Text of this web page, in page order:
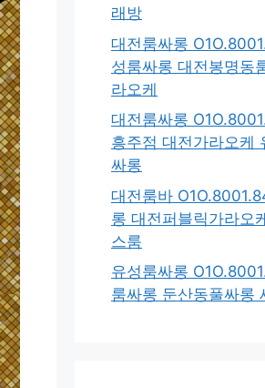
래방
대전룸싸롱
성룸싸롱 대전봉명동
라오케
대전룸싸롱
흥주점 대전가라오케
싸롱
대전룸바
롱 대전퍼블릭가라오
스룸
유성룸싸롱
룸싸롱 둔산동풀싸롱